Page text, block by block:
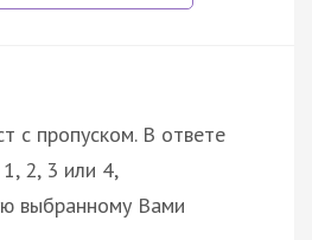
с пропуском. В ответе
2, 3 или 4,
выбранному Вами